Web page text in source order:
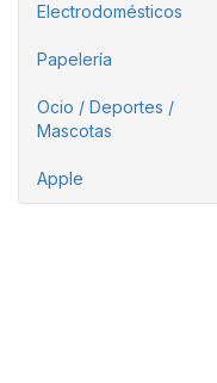
Electrodomésticos
Papelería
Ocio / Deportes /
Mascotas
Apple